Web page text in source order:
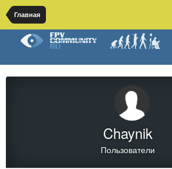
Главная
Chaynik
Пользователи